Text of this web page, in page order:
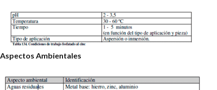
Aspectos Ambientales